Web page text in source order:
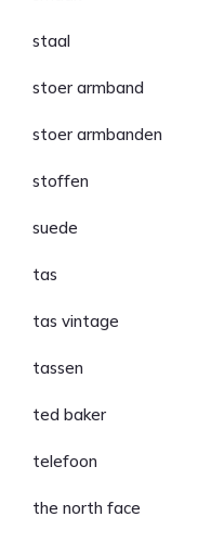
staal
stoer armband
stoer armbanden
stoffen
suede
tas
tas vintage
tassen
ted baker
telefoon
the north face